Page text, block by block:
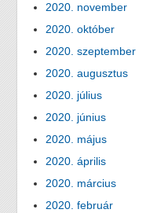
2020. november
2020. október
2020. szeptember
2020. augusztus
2020. július
2020. június
2020. május
2020. április
2020. március
2020. február